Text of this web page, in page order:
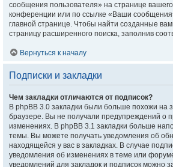
сообщения пользователя» на странице
конференции или по ссылке «Ваши
главной странице. Чтобы найти созданные
страницу расширенного поиска, заполнив
Вернуться к началу
Подписки и закладки
Чем закладки отличаются от подписок?
В phpBB 3.0 закладки были больше похожи на
браузере. Вы не получали предупреждений о
изменениях. В phpBB 3.1 закладки больше
темы. Вы можете получать уведомления об
находящейся у вас в закладках. В случае
уведомления об изменениях в теме или
уведомлений для закладок и подписок можно